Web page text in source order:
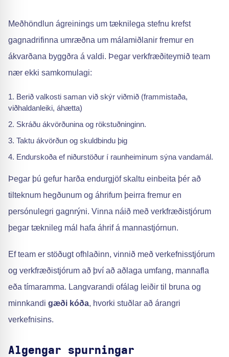
Meðhöndlun ágreinings um tæknilega stefnu krefst
gagnadrifinna umræðna um málamiðlanir fremur en
ákvarðana byggðra á valdi. Þegar verkfræðiteymið team
nær ekki samkomulagi:
Berið valkosti saman við skýr viðmið (frammistaða,
viðhaldanleiki, áhætta)
Skráðu ákvörðunina og rökstuðninginn.
Taktu ákvörðun og skuldbindu þig
Endurskoða ef niðurstöður í raunheiminum sýna vandamál.
Þegar þú gefur harða endurgjöf skaltu einbeita þér að
tilteknum hegðunum og áhrifum þeirra fremur en
persónulegri gagnrýni. Vinna náið með verkfræðistjórum
þegar tæknileg mál hafa áhrif á mannastjórnun.
Ef team er stöðugt ofhlaðinn, vinnið með verkefnisstjórum
og verkfræðistjórum að því að aðlaga umfang, mannafla
eða tímaramma. Langvarandi ofálag leiðir til bruna og
minnkandi gæði kóða, hvorki stuðlar að árangri
verkefnisins.
Algengar spurningar